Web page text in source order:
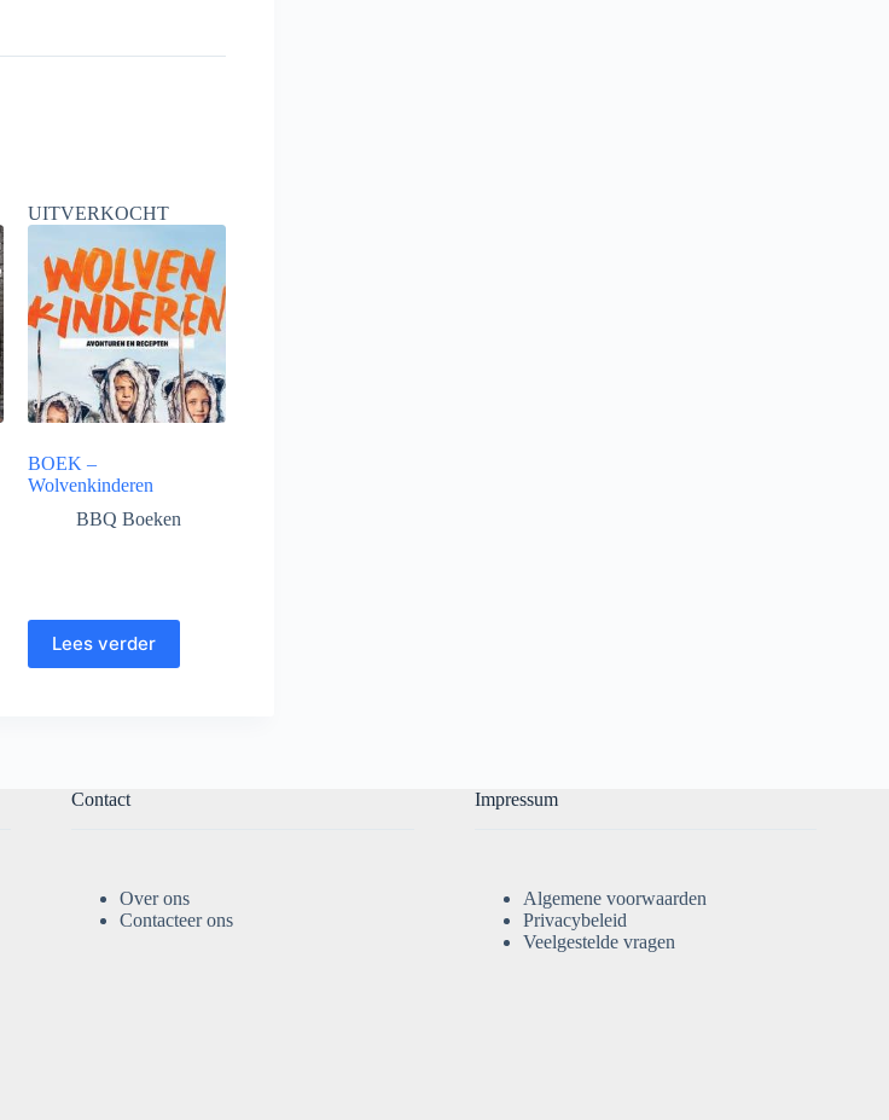
UITVERKOCHT
BOEK –
Wolvenkinderen
BBQ Boeken
Lees verder
Contact
Over ons
Contacteer ons
Impressum
Algemene voorwaarden
Privacybeleid
Veelgestelde vragen